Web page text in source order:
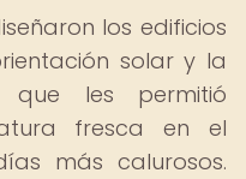
los edificios
solar y la
que les permitió
fresca en el
más calurosos.